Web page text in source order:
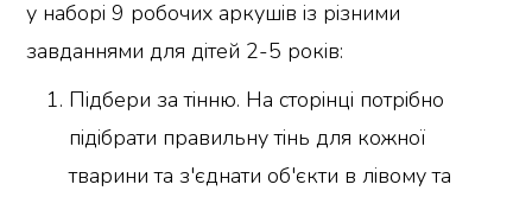
у наборі 9 робочих аркушів із різними
завданнями для дітей 2-5 років:
Підбери за тінню. На сторінці потрібно
підібрати правильну тінь для кожної
тварини та з'єднати об'єкти в лівому та